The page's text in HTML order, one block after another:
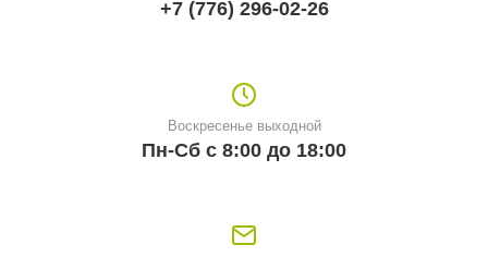
+7 (776) 296-02-26
Воскресенье выходной
Пн-Сб с 8:00 до 18:00